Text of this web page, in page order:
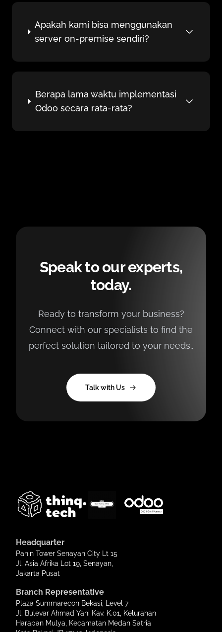
Apakah kami bisa menggunakan
server on-premise sendiri?
Berapa lama waktu implementasi
Odoo secara rata-rata?
Speak to our experts,
today.
Ready to transform your business?
Connect with our specialists to find the
perfect solution tailored to your needs..
Talk with Us
Headquarter
Panin Tower Senayan City Lt 15
Jl. Asia Afrika Lot 19, Senayan,
Jakarta Pusat
Branch Representative
Plaza Summarecon Bekasi, Level 7
Jl. Bulevar Ahmad Yani Kav. K.01, Kelurahan
Harapan Mulya, Kecamatan Medan Satria